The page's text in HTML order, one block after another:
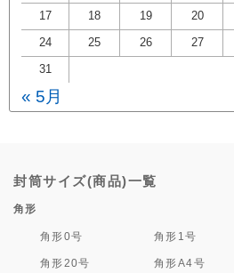
17 18 19 20
24 25 26 27
31
« 5月
封筒サイズ(商品)一覧
角形
角形0号 角形1号
角形20号 角形A4号